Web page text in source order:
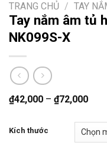
TRANG CHỦ / TAY
Tay nắm âm tủ
NK099S-X
₫42,000 – ₫72,000
Kích thước